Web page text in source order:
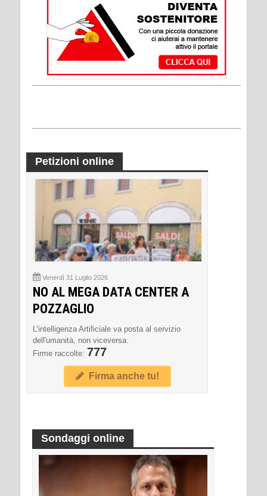
Petizioni online
Venerdì 31 Luglio 2026
NO AL MEGA DATA CENTER A
POZZAGLIO
L'intelligenza Artificiale va posta al servizio
dell'umanità, non viceversa.
Firme raccolte: 777
Firma anche tu!
Sondaggi online